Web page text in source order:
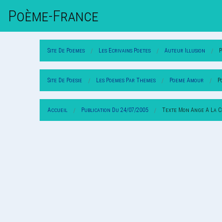
Poème-FrAnce
Site De Poemes Les Ecrivains Poetes Auteur Illusion
Site De Poesie Les Poemes Par Themes Poeme Amour
Accueil Publication Du 24/07/2005 Texte Mon Ange A La